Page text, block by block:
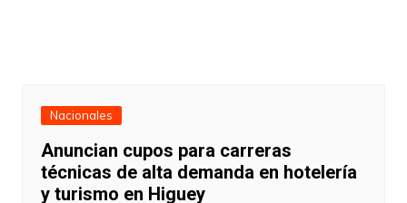
Nacionales
Anuncian cupos para carreras
técnicas de alta demanda en hotelería
y turismo en Higuey